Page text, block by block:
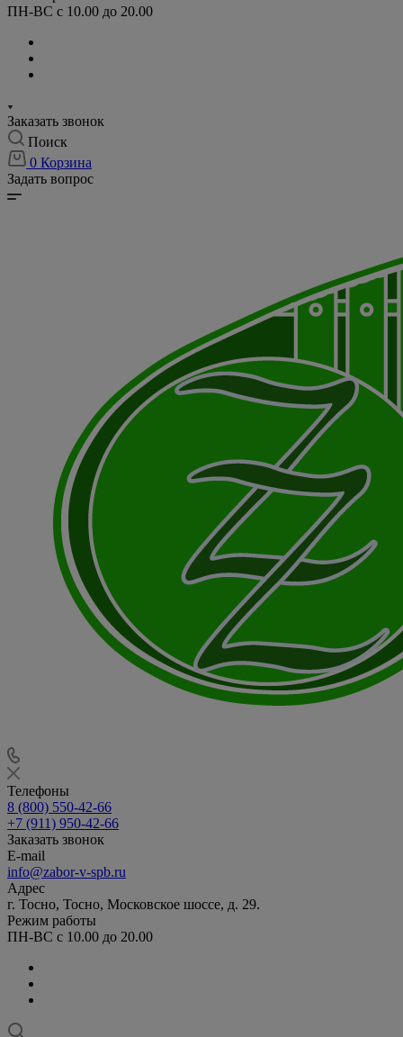
ПН-ВС с 10.00 до 20.00
Заказать звонок
Поиск
0 Корзина
Задать вопрос
Телефоны
8 (800) 550-42-66
+7 (911) 950-42-66
Заказать звонок
E-mail
info@zabor-v-spb.ru
Адрес
г. Тосно, Тосно, Московское шоссе, д. 29.
Режим работы
ПН-ВС с 10.00 до 20.00